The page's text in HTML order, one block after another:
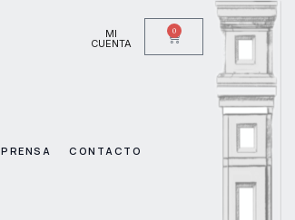
MI
CUENTA
0
PRENSA CONTACTO